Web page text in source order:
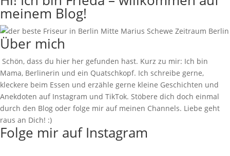
meinem Blog!
Über mich
Schön, dass du hier her gefunden hast. Kurz zu mir: Ich bin
Mama, Berlinerin und ein Quatschkopf. Ich schreibe gerne,
kleckere beim Essen und erzähle gerne kleine Geschichten und
Anekdoten auf Instagram und TikTok. Stöbere dich doch einmal
durch den Blog oder folge mir auf meinen Channels. Liebe geht
raus an Dich! :)
Folge mir auf Instagram